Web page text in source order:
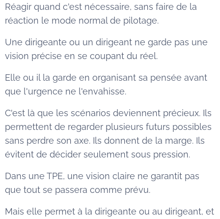
Réagir quand c'est nécessaire, sans faire de la
réaction le mode normal de pilotage.
Une dirigeante ou un dirigeant ne garde pas une
vision précise en se coupant du réel.
Elle ou il la garde en organisant sa pensée avant
que l'urgence ne l'envahisse.
C'est là que les scénarios deviennent précieux. Ils
permettent de regarder plusieurs futurs possibles
sans perdre son axe. Ils donnent de la marge. Ils
évitent de décider seulement sous pression.
Dans une TPE, une vision claire ne garantit pas
que tout se passera comme prévu.
Mais elle permet à la dirigeante ou au dirigeant, et